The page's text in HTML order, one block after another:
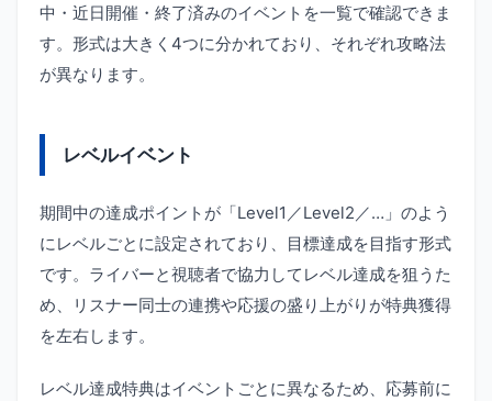
中・近日開催・終了済みのイベントを一覧で確認できま
す。形式は大きく4つに分かれており、それぞれ攻略法
が異なります。
レベルイベント
期間中の達成ポイントが「Level1／Level2／…」のよう
にレベルごとに設定されており、目標達成を目指す形式
です。ライバーと視聴者で協力してレベル達成を狙うた
め、リスナー同士の連携や応援の盛り上がりが特典獲得
を左右します。
レベル達成特典はイベントごとに異なるため、応募前に